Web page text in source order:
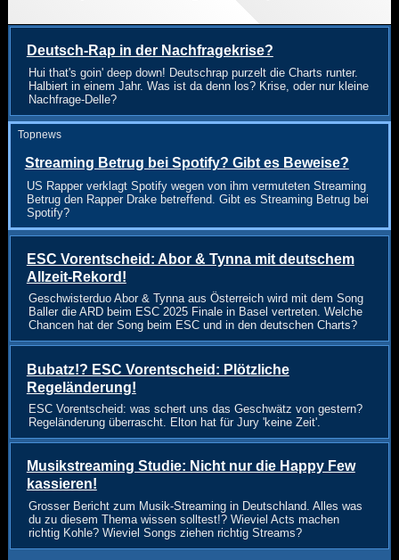
Deutsch-Rap in der Nachfragekrise?
Hui that's goin' deep down! Deutschrap purzelt die Charts runter.
Halbiert in einem Jahr. Was ist da denn los? Krise, oder nur kleine
Nachfrage-Delle?
Topnews
Streaming Betrug bei Spotify? Gibt es Beweise?
US Rapper verklagt Spotify wegen von ihm vermuteten Streaming
Betrug den Rapper Drake betreffend. Gibt es Streaming Betrug bei
Spotify?
ESC Vorentscheid: Abor & Tynna mit deutschem
Allzeit-Rekord!
Geschwisterduo Abor & Tynna aus Österreich wird mit dem Song
Baller die ARD beim ESC 2025 Finale in Basel vertreten. Welche
Chancen hat der Song beim ESC und in den deutschen Charts?
Bubatz!? ESC Vorentscheid: Plötzliche
Regeländerung!
ESC Vorentscheid: was schert uns das Geschwätz von gestern?
Regeländerung überrascht. Elton hat für Jury 'keine Zeit'.
Musikstreaming Studie: Nicht nur die Happy Few
kassieren!
Grosser Bericht zum Musik-Streaming in Deutschland. Alles was
du zu diesem Thema wissen solltest!? Wieviel Acts machen
richtig Kohle? Wieviel Songs ziehen richtig Streams?